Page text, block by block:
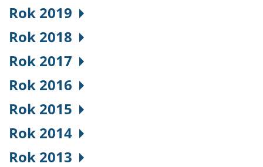
Rok 2019
Rok 2018
Rok 2017
Rok 2016
Rok 2015
Rok 2014
Rok 2013